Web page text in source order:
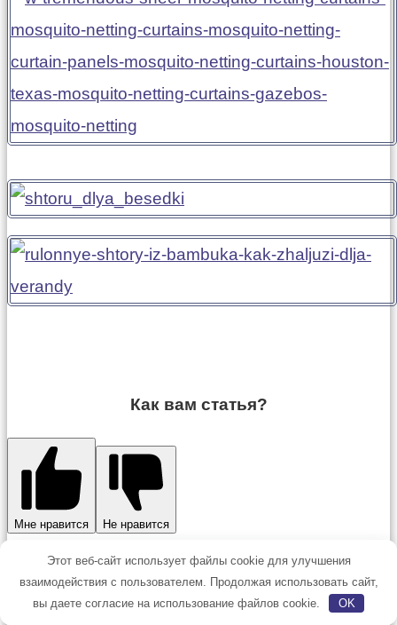
Как вам статья?
Мне нравится Не нравится
Этот веб-сайт использует файлы cookie для улучшения
взаимодействия с пользователем. Продолжая использовать сайт,
вы даете согласие на использование файлов cookie.
OK